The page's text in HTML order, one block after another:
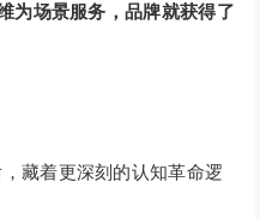
为场景服务，品牌就获得了
藏着更深刻的认知革命逻